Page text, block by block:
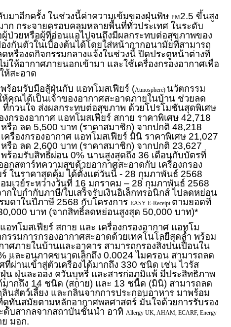
บมาอีกครั้ง ในช่วงนี้ค่าความเข้มของฝุ่นพิษ PM2.5 ขึ้นสูง
าก กระจายครอบคลุมหลายพื้นที่ทั่วประเทศ ในระดับ
ป่วยหรือผู้ที่อ่อนแอไปจนถึงมีผลกระทบต่อสุขภาพของ
งกันตัวในเบื้องต้นได้โดยใส่หน้ากากอนามัยที่สามารถ
ดหรืองดกิจกรรมกลางแจ้งในช่วงนี้ ปิดประตูหน้าต่างที่
ให้อากาศภายนอกเข้ามา และใช้เครื่องกรองอากาศเพื่อ
ห้สะอาด
ร้อมรับมือสู้ฝุ่นกับ แอทโมสเฟียร์ (Atmosphere) นวัตกรรม
ห้คุณได้เป็นเจ้าของอากาศสะอาดภายในบ้าน ช่วยลด
ที่กวนใจ ส่งผลกระทบต่อสุขภาพ ด้วยโปรโมชันสุดพิเศษ
กรองอากาศ แอทโมสเฟียร์ สกาย ราคาพิเศษ 42,718
รือ ลด 5,500 บาท (ราคาสมาชิก) จากปกติ 48,218
ครื่องกรองอากาศ แอทโมสเฟียร์ มินิ ราคาพิเศษ 21,027
รือ ลด 2,600 บาท (ราคาสมาชิก) จากปกติ 23,627
ร้อมรับสิทธิ์ผ่อน 0% นานสูงสุดถึง 36 เดือนกับบัตรที่
กสตาร์ทความสุขด้วยอากาศสะอาดกับ เครื่องกรอง
ร์ ในราคาสุดคุ้ม ได้ตั้งแต่วันนี้ - 28 กุมภาพันธ์ 2568
มเวย์ระหว่างวันที่ 16 มกราคม – 28 กุมภาพันธ์ 2568
กใบกำกับภาษี/ใบเสร็จรับเงินอิเล็กทรอนิกส์ ไปลดหย่อน
มดาในปีภาษี 2568 กับโครงการ EASY E-Receipt ตามยอดที่
บาท (จากสิทธิ์ลดหย่อนสูงสุด 50,000 บาท)*
อทโมสเฟียร์ สกาย และ เครื่องกรองอากาศ แอทโม
รรมการกรองอากาศสะอาดด้วยเทคโนโลยีสุดล้ำ พร้อม
ศภายในบ้านและอาคาร สามารถกรองสิ่งปนเปื้อนใน
และอนุภาคขนาดเล็กถึง 0.0024 ไมครอน สามารถลด
ที่ผ่านเข้าสู่ตัวเครื่องได้มากถึง 330 ชนิด เช่น ไวรัส
ฝุ่น ฝุ่นละออง ควันบุหรี่ และสารก่อภูมิแพ้ มีประสิทธิภาพ
มากถึง 14 ชนิด (สกาย) และ 13 ชนิด (มินิ) สามารถลด
นสัตว์เลี้ยง และกลิ่นจากการประกอบอาหาร มาพร้อม
ทันสมัยตามหลักอากาศพลศาสตร์ มั่นใจด้วยการรับรอง
บสากลจากสถาบันชั้นนำ อาทิ Allergy UK, AHAM, ECARF, Energy
ย มอก.